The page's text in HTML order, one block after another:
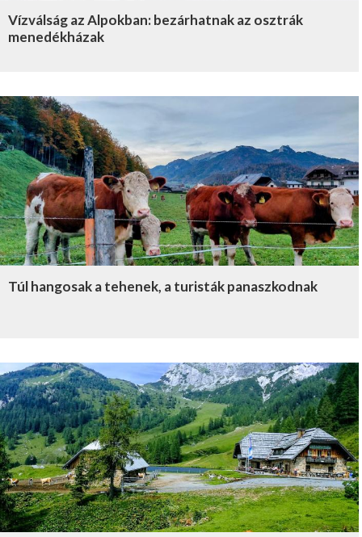
Vízválság az Alpokban: bezárhatnak az osztrák
menedékházak
Túl hangosak a tehenek, a turisták panaszkodnak